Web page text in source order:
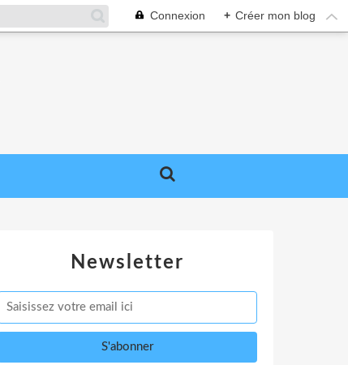
Connexion + Créer mon blog
Newsletter